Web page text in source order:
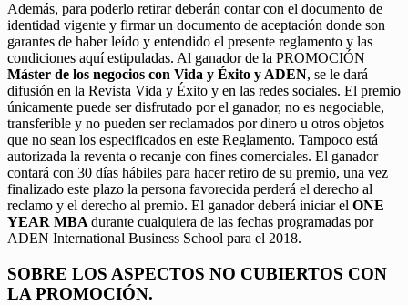
Además, para poderlo retirar deberán contar con el documento de
identidad vigente y firmar un documento de aceptación donde son
garantes de haber leído y entendido el presente reglamento y las
condiciones aquí estipuladas. Al ganador de la PROMOCIÓN
Máster de los negocios con Vida y Éxito y ADEN, se le dará
difusión en la Revista Vida y Éxito y en las redes sociales. El premio
únicamente puede ser disfrutado por el ganador, no es negociable,
transferible y no pueden ser reclamados por dinero u otros objetos
que no sean los especificados en este Reglamento. Tampoco está
autorizada la reventa o recanje con fines comerciales. El ganador
contará con 30 días hábiles para hacer retiro de su premio, una vez
finalizado este plazo la persona favorecida perderá el derecho al
reclamo y el derecho al premio. El ganador deberá iniciar el ONE
YEAR MBAdurante cualquiera de las fechas programadas por
ADEN International Business School para el 2018.
SOBRE LOS ASPECTOS NO CUBIERTOS CON
LA PROMOCIÓN.